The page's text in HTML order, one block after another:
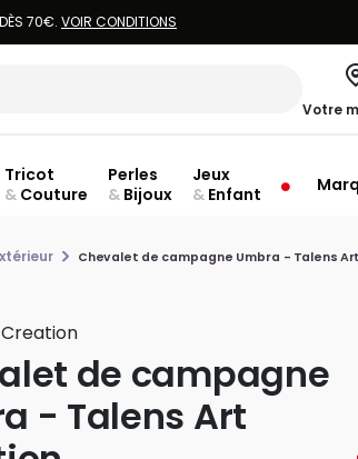
70€. VOIR CONDITIONS
Votre
Ferme à 19:30
Tricot
& Couture
Perles
& Bijoux
Jeux
& Enfant
Chevalet de campagne Umbra - Talens
de campagne
- Talens Art